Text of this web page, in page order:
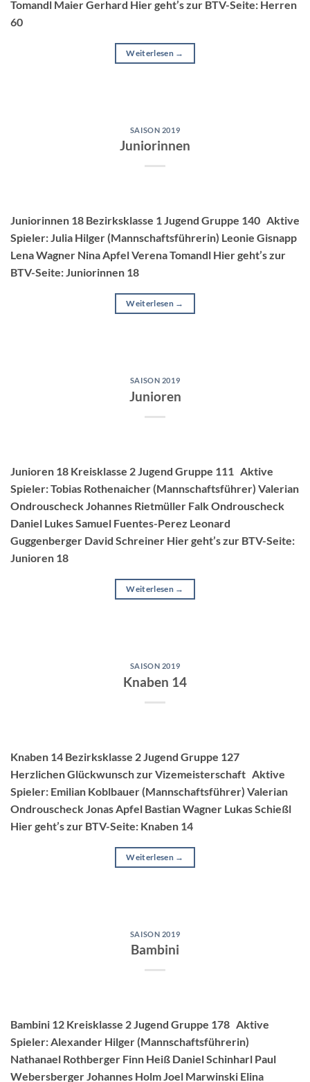
Tomandl Maier Gerhard Hier geht’s zur BTV-Seite: Herren
60
Weiterlesen →
SAISON 2019
Juniorinnen
Juniorinnen 18 Bezirksklasse 1 Jugend Gruppe 140 Aktive
Spieler: Julia Hilger (Mannschaftsführerin) Leonie Gisnapp
Lena Wagner Nina Apfel Verena Tomandl Hier geht’s zur
BTV-Seite: Juniorinnen 18
Weiterlesen →
SAISON 2019
Junioren
Junioren 18 Kreisklasse 2 Jugend Gruppe 111 Aktive
Spieler: Tobias Rothenaicher (Mannschaftsführer) Valerian
Ondrouscheck Johannes Rietmüller Falk Ondrouscheck
Daniel Lukes Samuel Fuentes-Perez Leonard
Guggenberger David Schreiner Hier geht’s zur BTV-Seite:
Junioren 18
Weiterlesen →
SAISON 2019
Knaben 14
Knaben 14 Bezirksklasse 2 Jugend Gruppe 127
Herzlichen Glückwunsch zur Vizemeisterschaft Aktive
Spieler: Emilian Koblbauer (Mannschaftsführer) Valerian
Ondrouscheck Jonas Apfel Bastian Wagner Lukas Schießl
Hier geht’s zur BTV-Seite: Knaben 14
Weiterlesen →
SAISON 2019
Bambini
Bambini 12 Kreisklasse 2 Jugend Gruppe 178 Aktive
Spieler: Alexander Hilger (Mannschaftsführerin)
Nathanael Rothberger Finn Heiß Daniel Schinharl Paul
Webersberger Johannes Holm Joel Marwinski Elina